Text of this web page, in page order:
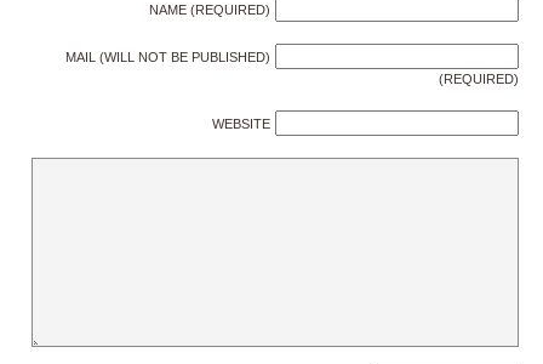
NAME (REQUIRED)
MAIL (WILL NOT BE PUBLISHED)
(REQUIRED)
WEBSITE